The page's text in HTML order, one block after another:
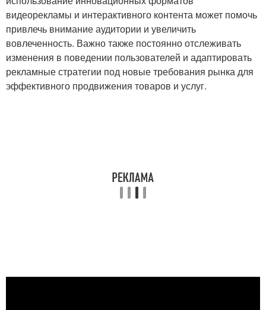
видеорекламы и интерактивного контента может помочь
привлечь внимание аудитории и увеличить
вовлеченность. Важно также постоянно отслеживать
изменения в поведении пользователей и адаптировать
рекламные стратегии под новые требования рынка для
эффективного продвижения товаров и услуг.